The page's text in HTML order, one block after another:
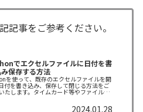
記事をご参考ください。
でエクセルファイルに日付を書
保存する方法
を使って、既存のエクセルファイルを開
付を書き込み、保存して閉じる方法をご
たします。タイムカード等やファイル名
2024.01.28